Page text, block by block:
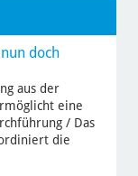
doch
aus der
eine
/ Das
die